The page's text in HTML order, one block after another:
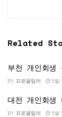
Related
부천 개인회생
BY 프로꿀팁러 5월
대전 개인회생
BY 프로꿀팁러 5월